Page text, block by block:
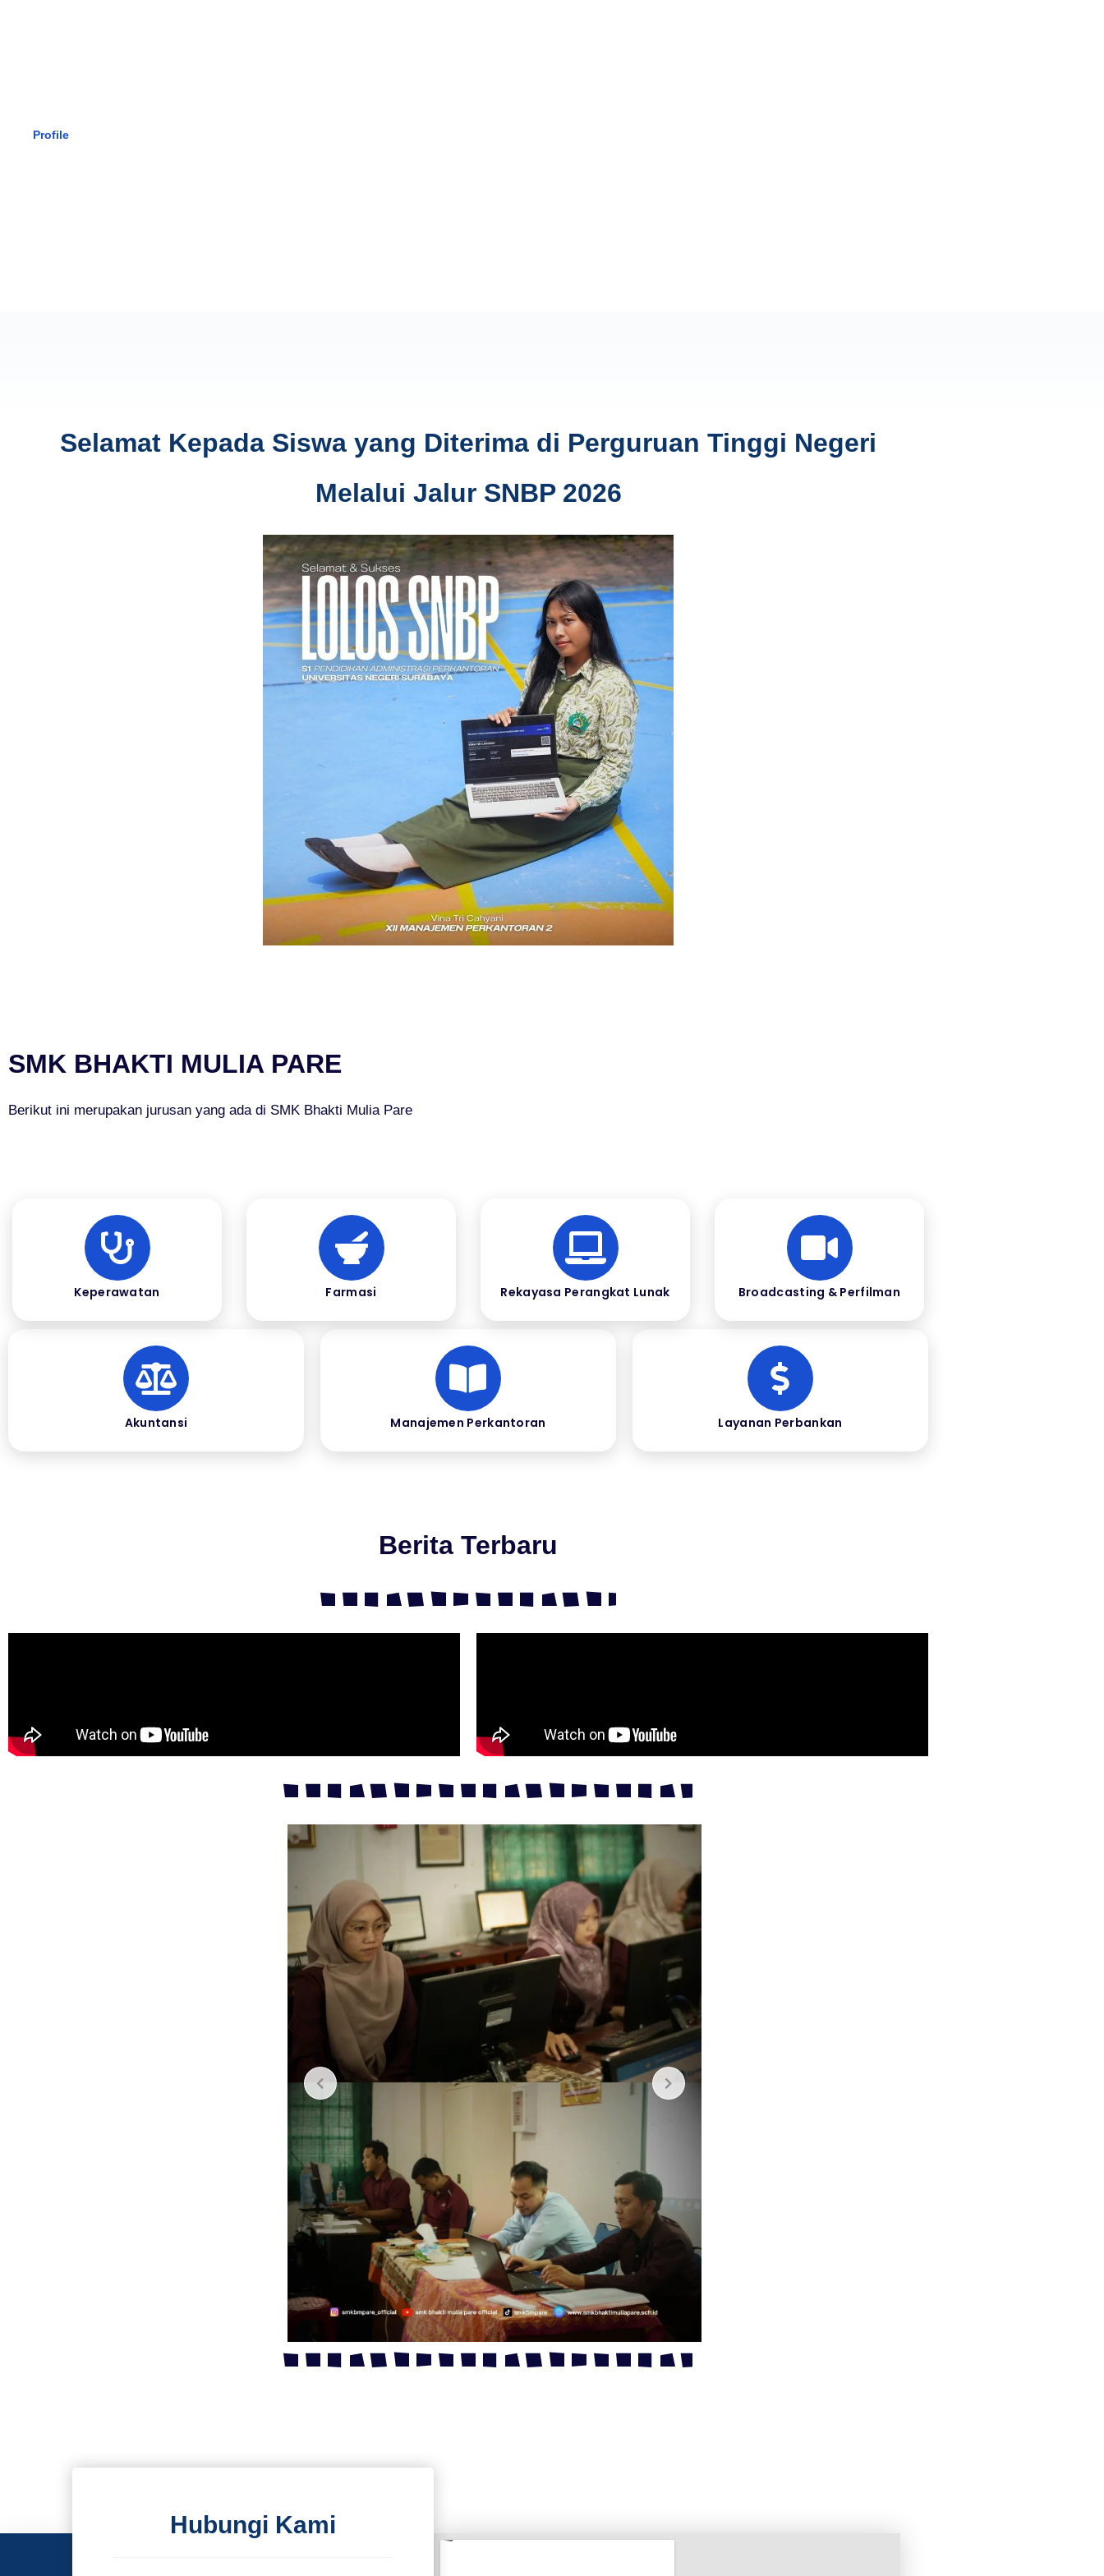
Profile
Selamat Kepada Siswa yang Diterima di Perguruan Tinggi Negeri
Melalui Jalur SNBP 2026
SMK BHAKTI MULIA PARE
Berikut ini merupakan jurusan yang ada di SMK Bhakti Mulia Pare
Keperawatan Farmasi Rekayasa Perangkat Lunak Broadcasting & Perfilman
Akuntansi Manajemen Perkantoran Layanan Perbankan
Berita Terbaru
Hubungi Kami